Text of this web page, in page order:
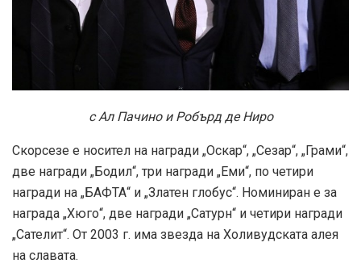
с Ал Пачино и Робърд де Ниро
Скорсезе е носител на награди „Оскар“, „Сезар“, „Грами“,
две награди „Бодил“, три награди „Еми“, по четири
награди на „БАФТА“ и „Златен глобус“. Номиниран е за
награда „Хюго“, две награди „Сатурн“ и четири награди
„Сателит“. От 2003 г. има звезда на Холивудската алея
на славата.